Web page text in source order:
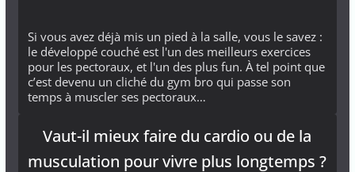
Si vous avez déjà mis un pied à la salle, vous le savez :
le développé couché est l'un des meilleurs exercices
pour les pectoraux, et l'un des plus fun. À tel point que
c’est devenu un cliché du gym bro qui passe son
temps à muscler ses pectoraux…
Vaut-il mieux faire du cardio ou de la
musculation pour vivre plus longtemps ?